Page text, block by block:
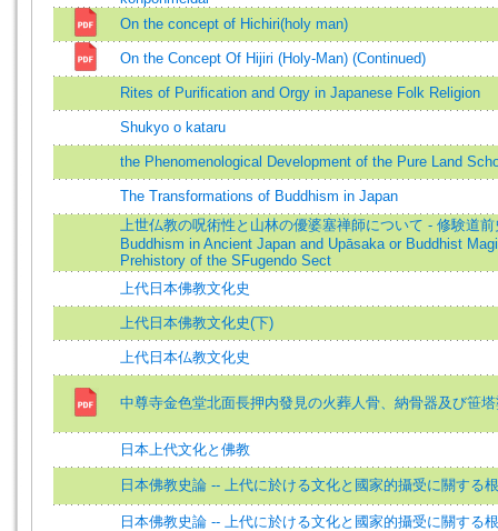
On the concept of Hichiri(holy man)
On the Concept Of Hijiri (Holy-Man) (Continued)
Rites of Purification and Orgy in Japanese Folk Religion
Shukyo o kataru
the Phenomenological Development of the Pure Land
The Transformations of Buddhism in Japan
上世仏教の呪術性と山林の優婆塞禅師について - 修験道
Buddhism in Ancient Japan and Upāsaka or Buddhist
Prehistory of the SFugendo Sect
上代日本佛教文化史
上代日本佛教文化史(下)
上代日本仏教文化史
中尊寺金色堂北面長押内發見の火葬人骨、納骨器及び笹
日本上代文化と佛教
日本佛教史論 -- 上代に於ける文化と國家的攝受に關する
日本佛教史論 -- 上代に於ける文化と國家的攝受に關する